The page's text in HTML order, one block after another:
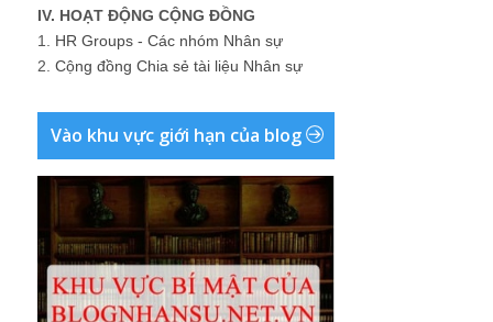
IV. HOẠT ĐỘNG CỘNG ĐỒNG
1. HR Groups - Các nhóm Nhân sự
2. Cộng đồng Chia sẻ tài liệu Nhân sự
Vào khu vực giới hạn của blog